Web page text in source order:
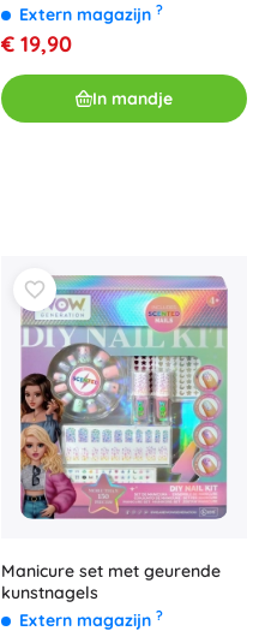
Extern magazijn ?
€ 19,90
In mandje
Manicure set met geurende
kunstnagels
Extern magazijn ?